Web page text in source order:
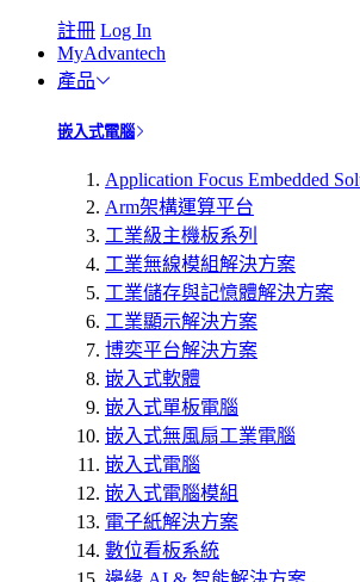
註冊 Log In
MyAdvantech
產品
嵌入式電腦
Application Focus Embedded
Arm架構運算平台
工業級主機板系列
工業無線模組解決方案
工業儲存與記憶體解決方案
工業顯示解決方案
博奕平台解決方案
嵌入式軟體
嵌入式單板電腦
嵌入式無風扇工業電腦
嵌入式電腦
嵌入式電腦模組
電子紙解決方案
數位看板系統